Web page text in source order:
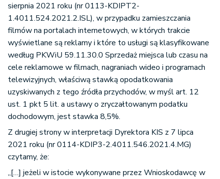
sierpnia 2021 roku (nr 0113-KDIPT2-
1.4011.524.2021.2.ISL), w przypadku zamieszczania
filmów na portalach internetowych, w których trakcie
wyświetlane są reklamy i które to usługi są klasyfikowane
według PKWiU 59.11.30.0 Sprzedaż miejsca lub czasu na
cele reklamowe w filmach, nagraniach wideo i programach
telewizyjnych, właściwą stawką opodatkowania
uzyskiwanych z tego źródła przychodów, w myśl art. 12
ust. 1 pkt 5 lit. a ustawy o zryczałtowanym podatku
dochodowym, jest stawka 8,5%.
Z drugiej strony w interpretacji Dyrektora KIS z 7 lipca
2021 roku (nr 0114-KDIP3-2.4011.546.2021.4.MG)
czytamy, że:
„[…] jeżeli w istocie wykonywane przez Wnioskodawcę w